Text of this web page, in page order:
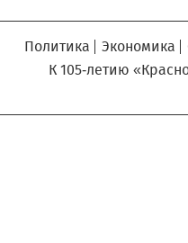
Политика Экономика
К 105-летию